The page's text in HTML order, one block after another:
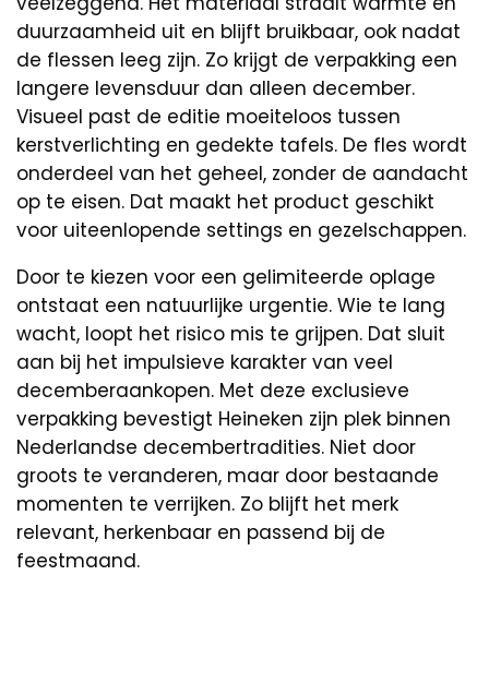
duurzaamheid uit en blijft bruikbaar, ook nadat
de flessen leeg zijn. Zo krijgt de verpakking een
langere levensduur dan alleen december.
Visueel past de editie moeiteloos tussen
kerstverlichting en gedekte tafels. De fles wordt
onderdeel van het geheel, zonder de aandacht
op te eisen. Dat maakt het product geschikt
voor uiteenlopende settings en gezelschappen.
Door te kiezen voor een gelimiteerde oplage
ontstaat een natuurlijke urgentie. Wie te lang
wacht, loopt het risico mis te grijpen. Dat sluit
aan bij het impulsieve karakter van veel
decemberaankopen. Met deze exclusieve
verpakking bevestigt Heineken zijn plek binnen
Nederlandse decembertradities. Niet door
groots te veranderen, maar door bestaande
momenten te verrijken. Zo blijft het merk
relevant, herkenbaar en passend bij de
feestmaand.